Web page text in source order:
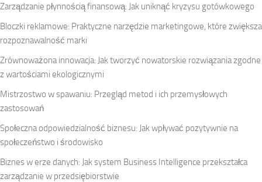
Zarządzanie płynnością finansową: Jak uniknąć kryzysu gotówkowego
Bloczki reklamowe: Praktyczne narzędzie marketingowe, które zwiększa
rozpoznawalność marki
Zrównoważona innowacja: Jak tworzyć nowatorskie rozwiązania zgodne
z wartościami ekologicznymi
Mistrzostwo w spawaniu: Przegląd metod i ich przemysłowych
zastosowań
Społeczna odpowiedzialność biznesu: Jak wpływać pozytywnie na
społeczeństwo i środowisko
Biznes w erze danych: Jak system Business Intelligence przekształca
zarządzanie w przedsiębiorstwie